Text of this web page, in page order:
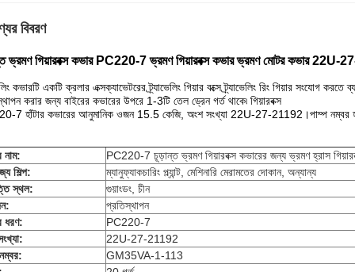
বিবরণ
ভ্রমণ গিয়ারবক্স কভার PC220-7 ভ্রমণ গিয়ারবক্স কভার ভ্রমণ মোটর কভার 22U-
কভারটি একটি ক্রলার এক্সক্যাভেটরের ট্র্যাভেলিং গিয়ার বক্সে ট্র্যাভেলিং রিং গিয়ার সংযোগ
করার জন্য বাইরের কভারের উপরে 1-3টি তেল ড্রেন গর্ত থাকে৷ গিয়ারবক্স
7 হাঁটার কভারের আনুমানিক ওজন 15.5 কেজি, অংশ সংখ্যা 22U-27-21192।পাম্প নম্বর
নাম:
PC220-7 চূড়ান্ত ভ্রমণ গিয়ারবক্স কভারের জন্য ভ্রমণ হ্রাস
শিল্প:
ম্যানুফ্যাকচারিং প্ল্যান্ট, মেশিনারি মেরামতের দোকান, অন্যান্য
স্থল:
গুয়াংডং, চীন
প্রতিস্থাপন
ধরণ:
PC220-7
22U-27-21192
GM35VA-1-113